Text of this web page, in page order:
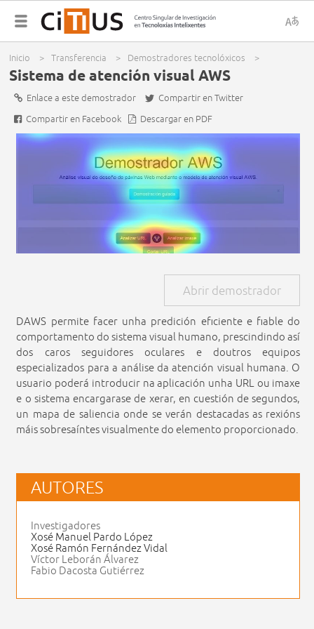
Menú
principal
You are here
Inicio > Transferencia > Demostradores tecnolóxicos >
Sistema de atención visual AWS
Enlace a este demostrador Compartir en Twitter
Compartir en Facebook Descargar en PDF
Abrir demostrador
DAWS permite facer unha predición eficiente e fiable do
comportamento do sistema visual humano, prescindindo así
dos caros seguidores oculares e doutros equipos
especializados para a análise da atención visual humana. O
usuario poderá introducir na aplicación unha URL ou imaxe
e o sistema encargarase de xerar, en cuestión de segundos,
un mapa de saliencia onde se verán destacadas as rexións
máis sobresaíntes visualmente do elemento proporcionado.
AUTORES
Investigadores
Xosé Manuel Pardo López
Xosé Ramón Fernández Vidal
Víctor Leborán Álvarez
Fabio Dacosta Gutiérrez